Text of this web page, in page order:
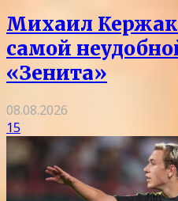
Михаил
самой
«Зенита»
08.08.2026
15